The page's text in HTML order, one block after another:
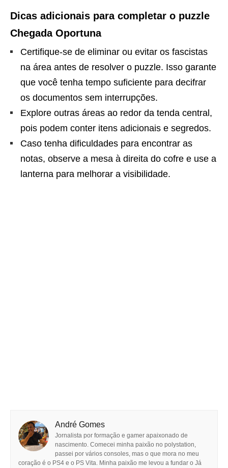
Dicas adicionais para completar o puzzle
Chegada Oportuna
Certifique-se de eliminar ou evitar os fascistas
na área antes de resolver o puzzle. Isso garante
que você tenha tempo suficiente para decifrar
os documentos sem interrupções.
Explore outras áreas ao redor da tenda central,
pois podem conter itens adicionais e segredos.
Caso tenha dificuldades para encontrar as
notas, observe a mesa à direita do cofre e use a
lanterna para melhorar a visibilidade.
André Gomes
Jornalista por formação e gamer apaixonado de
nascimento. Comecei minha paixão no polystation,
passei por vários consoles, mas o que mora no meu
coração é o PS4 e o PS Vita. Minha paixão me levou a fundar o Já